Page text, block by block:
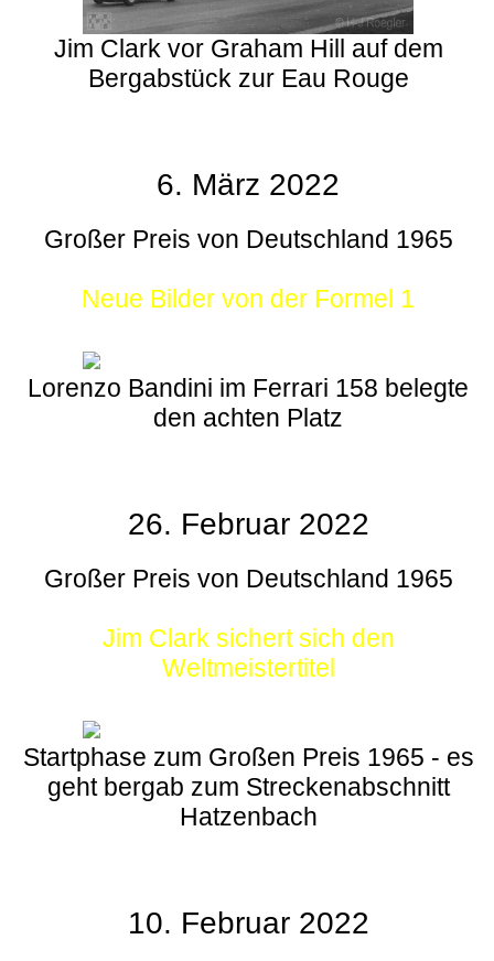
Jim Clark vor Graham Hill auf dem
Bergabstück zur Eau Rouge
6. März 2022
Großer Preis von Deutschland 1965
Neue Bilder von der Formel 1
Lorenzo Bandini im Ferrari 158 belegte
den achten Platz
26. Februar 2022
Großer Preis von Deutschland 1965
Jim Clark sichert sich den
Weltmeistertitel
Startphase zum Großen Preis 1965 - es
geht bergab zum Streckenabschnitt
Hatzenbach
10. Februar 2022